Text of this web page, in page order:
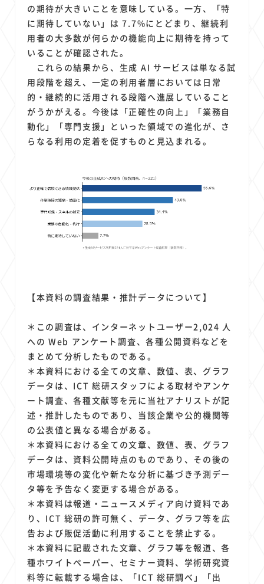
の期待が大きいことを意味している。一方、「特
に期待していない」は 7.7%にとどまり、継続利
用者の大多数が何らかの機能向上に期待を持って
いることが確認された。
これらの結果から、生成 AI サービスは単なる試
用段階を超え、一定の利用者層においては日常
的・継続的に活用される段階へ進展していること
がうかがえる。今後は「正確性の向上」「業務自
動化」「専門支援」といった領域での進化が、さ
らなる利用の定着を促すものと見込まれる。
【本資料の調査結果・推計データについて】
＊この調査は、インターネットユーザー2,024 人
への Web アンケート調査、各種公開資料などを
まとめて分析したものである。
＊本資料における全ての文章、数値、表、グラフ
データは、ICT 総研スタッフによる取材やアンケ
ート調査、各種文献等を元に当社アナリストが記
述・推計したものであり、当該企業や公的機関等
の公表値と異なる場合がある。
＊本資料における全ての文章、数値、表、グラフ
データは、資料公開時点のものであり、その後の
市場環境等の変化や新たな分析に基づき予測デー
タ等を予告なく変更する場合がある。
＊本資料は報道・ニュースメディア向け資料であ
り、ICT 総研の許可無く、データ、グラフ等を広
告および販促活動に利用することを禁止する。
＊本資料に記載された文章、グラフ等を報道、各
種ホワイトペーパー、セミナー資料、学術研究資
料等に転載する場合は、「ICT 総研調べ」「出